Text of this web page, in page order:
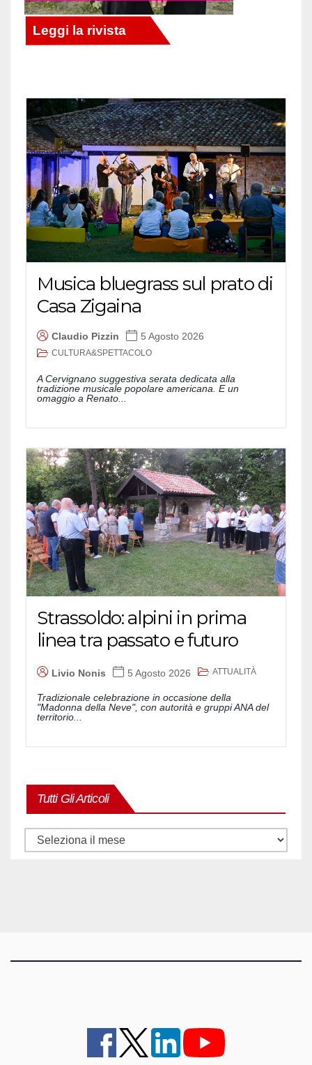
Musica bluegrass sul prato di
Casa Zigaina
Claudio Pizzin 5 Agosto 2026
CULTURA&SPETTACOLO
A Cervignano suggestiva serata dedicata alla
tradizione musicale popolare americana. E un
omaggio a Renato...
Strassoldo: alpini in prima
linea tra passato e futuro
Livio Nonis 5 Agosto 2026 ATTUALITÀ
Tradizionale celebrazione in occasione della
"Madonna della Neve", con autorità e gruppi ANA del
territorio...
Tutti Gli Articoli
Tutti